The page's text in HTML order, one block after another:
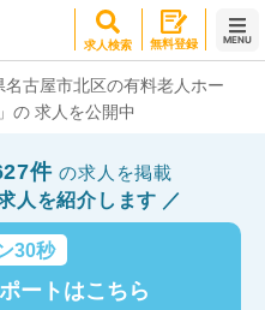
求人検索 無料登録 MENU
名古屋市北区の有料老人ホー
の 求人を公開中
件の求人を掲載
人を紹介します
30秒
ートはこちら